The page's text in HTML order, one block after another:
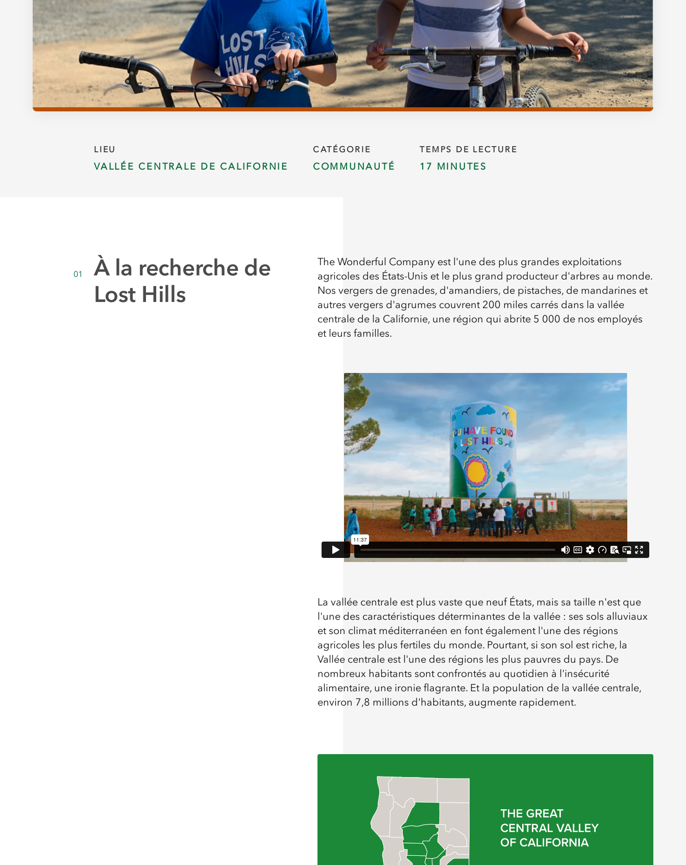
LIEU
VALLÉE CENTRALE DE CALIFORNIE
CATÉGORIE
COMMUNAUTÉ
TEMPS DE LECTURE
17 MINUTES
01
À la recherche de
Lost Hills
The Wonderful Company est l'une des plus grandes exploitations
agricoles des États-Unis et le plus grand producteur d'arbres au monde.
Nos vergers de grenades, d'amandiers, de pistaches, de mandarines et
autres vergers d'agrumes couvrent 200 miles carrés dans la vallée
centrale de la Californie, une région qui abrite 5 000 de nos employés
et leurs familles.
La vallée centrale est plus vaste que neuf États, mais sa taille n'est que
l'une des caractéristiques déterminantes de la vallée : ses sols alluviaux
et son climat méditerranéen en font également l'une des régions
agricoles les plus fertiles du monde. Pourtant, si son sol est riche, la
Vallée centrale est l'une des régions les plus pauvres du pays. De
nombreux habitants sont confrontés au quotidien à l'insécurité
alimentaire, une ironie flagrante. Et la population de la vallée centrale,
environ 7,8 millions d'habitants, augmente rapidement.